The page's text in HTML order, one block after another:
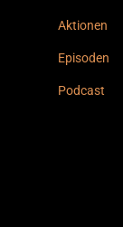
Aktionen
Episoden
Podcast